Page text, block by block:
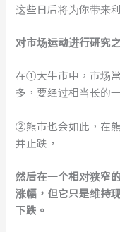
这些日后将为你带来
对市场运动进行研究
在①大牛市中，市场
多，要经过相当长的
②熊市也会如此，在
并止跌，
然后在一个相对狭窄
涨幅，但它只是维持
下跌。